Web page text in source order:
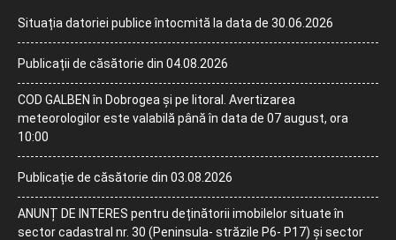
Situația datoriei publice întocmită la data de 30.06.2026
Publicații de căsătorie din 04.08.2026
COD GALBEN în Dobrogea și pe litoral. Avertizarea
meteorologilor este valabilă până în data de 07 august, ora
10:00
Publicație de căsătorie din 03.08.2026
ANUNȚ DE INTERES pentru deținătorii imobilelor situate în
sector cadastral nr. 30 (Peninsula- străzile P6- P17) și sector